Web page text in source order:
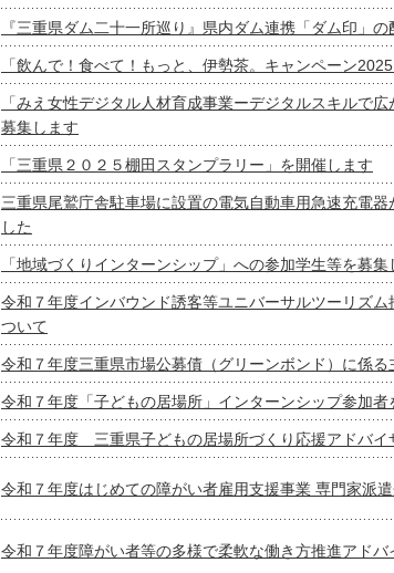
『三重県ダム二十一所巡り』県内ダム連携「ダム印」
「飲んで！食べて！もっと、伊勢茶。キャンペーン
「みえ女性デジタル人材育成事業ーデジタルスキルで
募集します
「三重県２０２５棚田スタンプラリー」を開催します
三重県尾鷲庁舎駐車場に設置の電気自動車用急速充電
した
「地域づくりインターンシップ」への参加学生等を募集
令和７年度インバウンド誘客等ユニバーサルツーリズ
ついて
令和７年度三重県市場公募債（グリーンボンド）に係る
令和７年度「子どもの居場所」インターンシップ参加者
令和７年度 三重県子どもの居場所づくり応援アドバイ
令和７年度はじめての障がい者雇用支援事業 専門家派
令和７年度障がい者等の多様で柔軟な働き方推進アド